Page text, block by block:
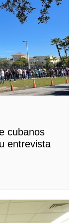
cubanos
entrevista